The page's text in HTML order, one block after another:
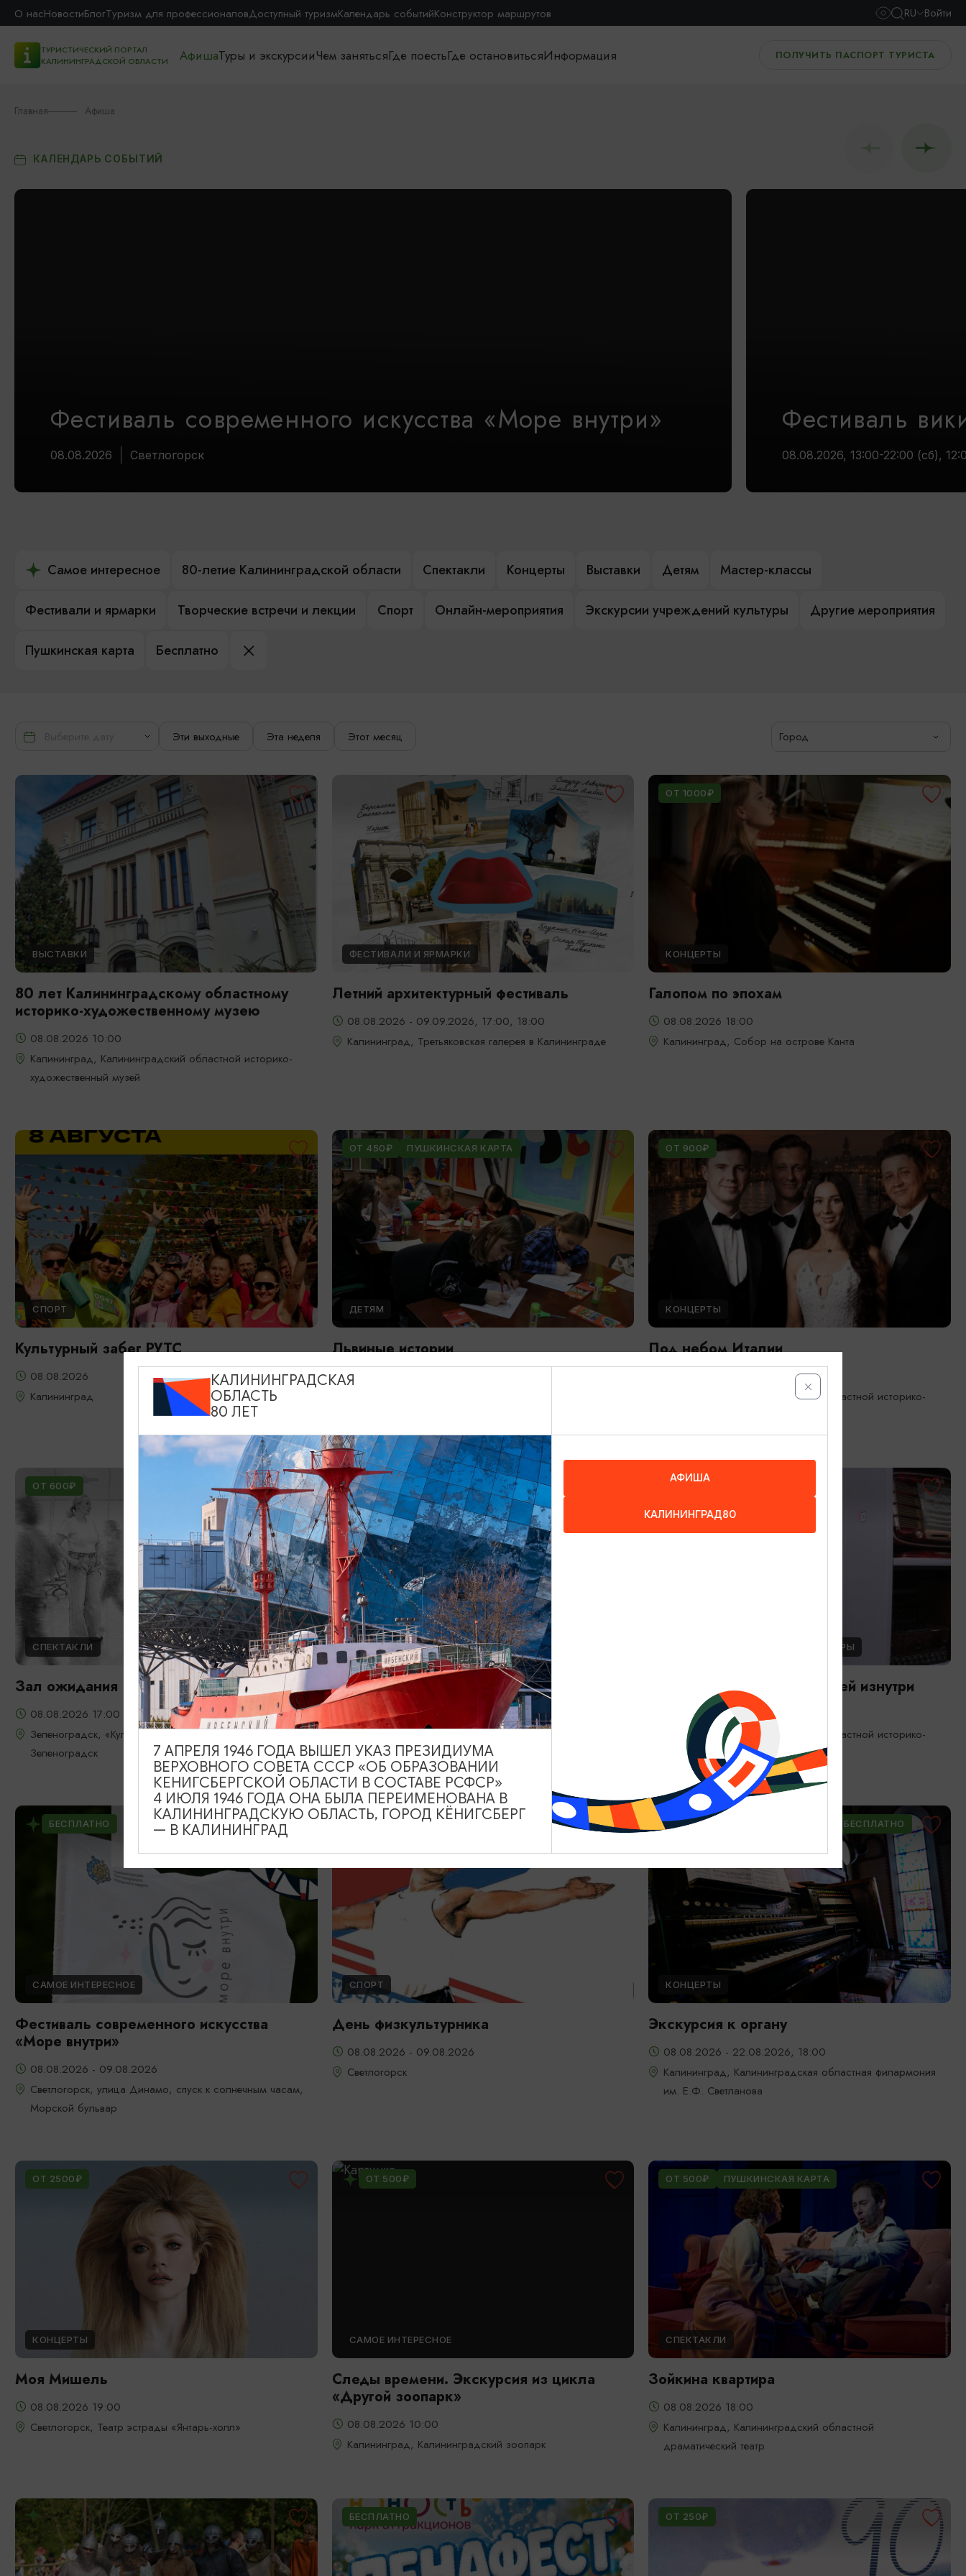
О насНовостиБлогТуризм для профессионаловДоступный туризмКалендарь событийКонструктор маршрутов RU Войти
ТУРИСТИЧЕСКИЙ ПОРТАЛ
КАЛИНИНГРАДСКОЙ ОБЛАСТИ
АфишаТуры и экскурсииЧем занятьсяГде поестьГде остановитьсяИнформация ПОЛУЧИТЬ ПАСПОРТ ТУРИСТА
Главная Афиша
КАЛЕНДАРЬ СОБЫТИЙ
Фестиваль современного искусства «Море внутри»
08.08.2026 Светлогорск
Фестиваль
08.08.2026, 13:00-22:00 (сб),
Самое интересное 80-летие Калининградской области Спектакли Концерты Выставки Детям Мастер-классы
Фестивали и ярмарки Творческие встречи и лекции Спорт Онлайн-мероприятия Экскурсии учреждений культуры Другие мероприятия
Пушкинская карта Бесплатно
Эти выходные Эта неделя Этот месяц Город
ВЫСТАВКИ
80 лет Калининградскому областному
историко-художественному музею
08.08.2026 10:00
Калининград, Калининградский областной историко-
художественный музей
ФЕСТИВАЛИ И ЯРМАРКИ
Летний архитектурный фестиваль
08.08.2026 - 09.09.2026, 17:00, 18:00
Калининград, Третьяковская галерея в Калининграде
ОТ 1000₽
КОНЦЕРТЫ
Галопом по эпохам
08.08.2026 18:00
Калининград, Собор на острове Канта
СПОРТ
Культурный забег РУТС
08.08.2026
Калининград
ОТ 450₽ ПУШКИНСКАЯ КАРТА
ДЕТЯМ
Львиные истории
08.08.2026 13:00
ОТ 900₽
КОНЦЕРТЫ
Под небом Италии
Калининград, Калининградский областной историко-
ОТ 600₽
СПЕКТАКЛИ
Зал ожидания
08.08.2026 17:00
Зеленоградск, «Культурно-досуговый центр» г.
Зеленоградск
ОТ 3000₽
КОНЦЕРТЫ
Только хиты
08.08.2026 18:00
Зеленоградск, Кафе «Соленая ворона»
ЭКСКУРСИИ УЧРЕЖДЕНИЙ КУЛЬТУРЫ
Экскурсия по фондам: Музей изнутри
08.08.2026 11:00, 13:00, 15:00
Калининград, Калининградский областной историко-
художественный музей
БЕСПЛАТНО
САМОЕ ИНТЕРЕСНОЕ
Фестиваль современного искусства
«Море внутри»
08.08.2026 - 09.08.2026
Светлогорск, улица Динамо, спуск к солнечным часам,
Морской бульвар
БЕСПЛАТНО
СПОРТ
День физкультурника
08.08.2026 - 09.08.2026
Светлогорск
ОТ 900₽ БЕСПЛАТНО
КОНЦЕРТЫ
Экскурсия к органу
08.08.2026 - 22.08.2026, 18:00
Калининград, Калининградская областная филармония
им. Е.Ф. Светланова
ОТ 2500₽
КОНЦЕРТЫ
Моя Мишель
08.08.2026 19:00
Светлогорск, Театр эстрады «Янтарь-холл»
ОТ 500₽
САМОЕ ИНТЕРЕСНОЕ
Следы времени. Экскурсия из цикла
«Другой зоопарк»
08.08.2026 10:00
Калининград, Калининградский зоопарк
ОТ 500₽ ПУШКИНСКАЯ КАРТА
СПЕКТАКЛИ
Зойкина квартира
08.08.2026 18:00
Калининград, Калининградский областной
драматический театр
БЕСПЛАТНО ОТ 250₽
КАЛИНИНГРАДСКАЯ
ОБЛАСТЬ
80 ЛЕТ
АФИША
КАЛИНИНГРАД80
7 АПРЕЛЯ 1946 ГОДА ВЫШЕЛ УКАЗ ПРЕЗИДИУМА
ВЕРХОВНОГО СОВЕТА СССР «ОБ ОБРАЗОВАНИИ
КЕНИГСБЕРГСКОЙ ОБЛАСТИ В СОСТАВЕ РСФСР»
4 ИЮЛЯ 1946 ГОДА ОНА БЫЛА ПЕРЕИМЕНОВАНА В
КАЛИНИНГРАДСКУЮ ОБЛАСТЬ, ГОРОД КЁНИГСБЕРГ
— В КАЛИНИНГРАД